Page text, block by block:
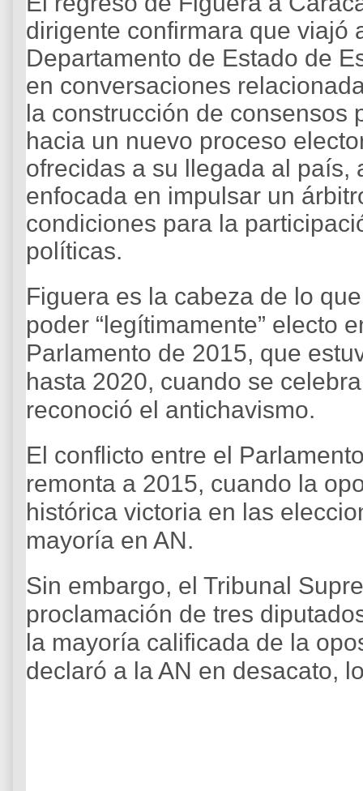
dirigente confirmara que viajó
Departamento de Estado de
en conversaciones
la construcción de
hacia un nuevo proceso
ofrecidas a su llegada al país,
enfocada en impulsar un
condiciones para la
políticas.
Figuera es la cabeza de lo
poder “legítimamente” electo
Parlamento de 2015, que
hasta 2020, cuando se
reconoció el antichavismo.
El conflicto entre el
remonta a 2015, cuando la
histórica victoria en las
mayoría en AN.
Sin embargo, el Tribunal
proclamación de tres
la mayoría calificada de la
declaró a la AN en desacato,